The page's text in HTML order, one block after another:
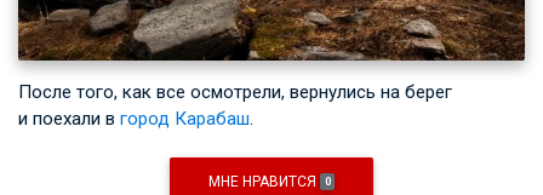
После того, как все осмотрели, вернулись на берег
и поехали в город Карабаш.
МНЕ НРАВИТСЯ 0